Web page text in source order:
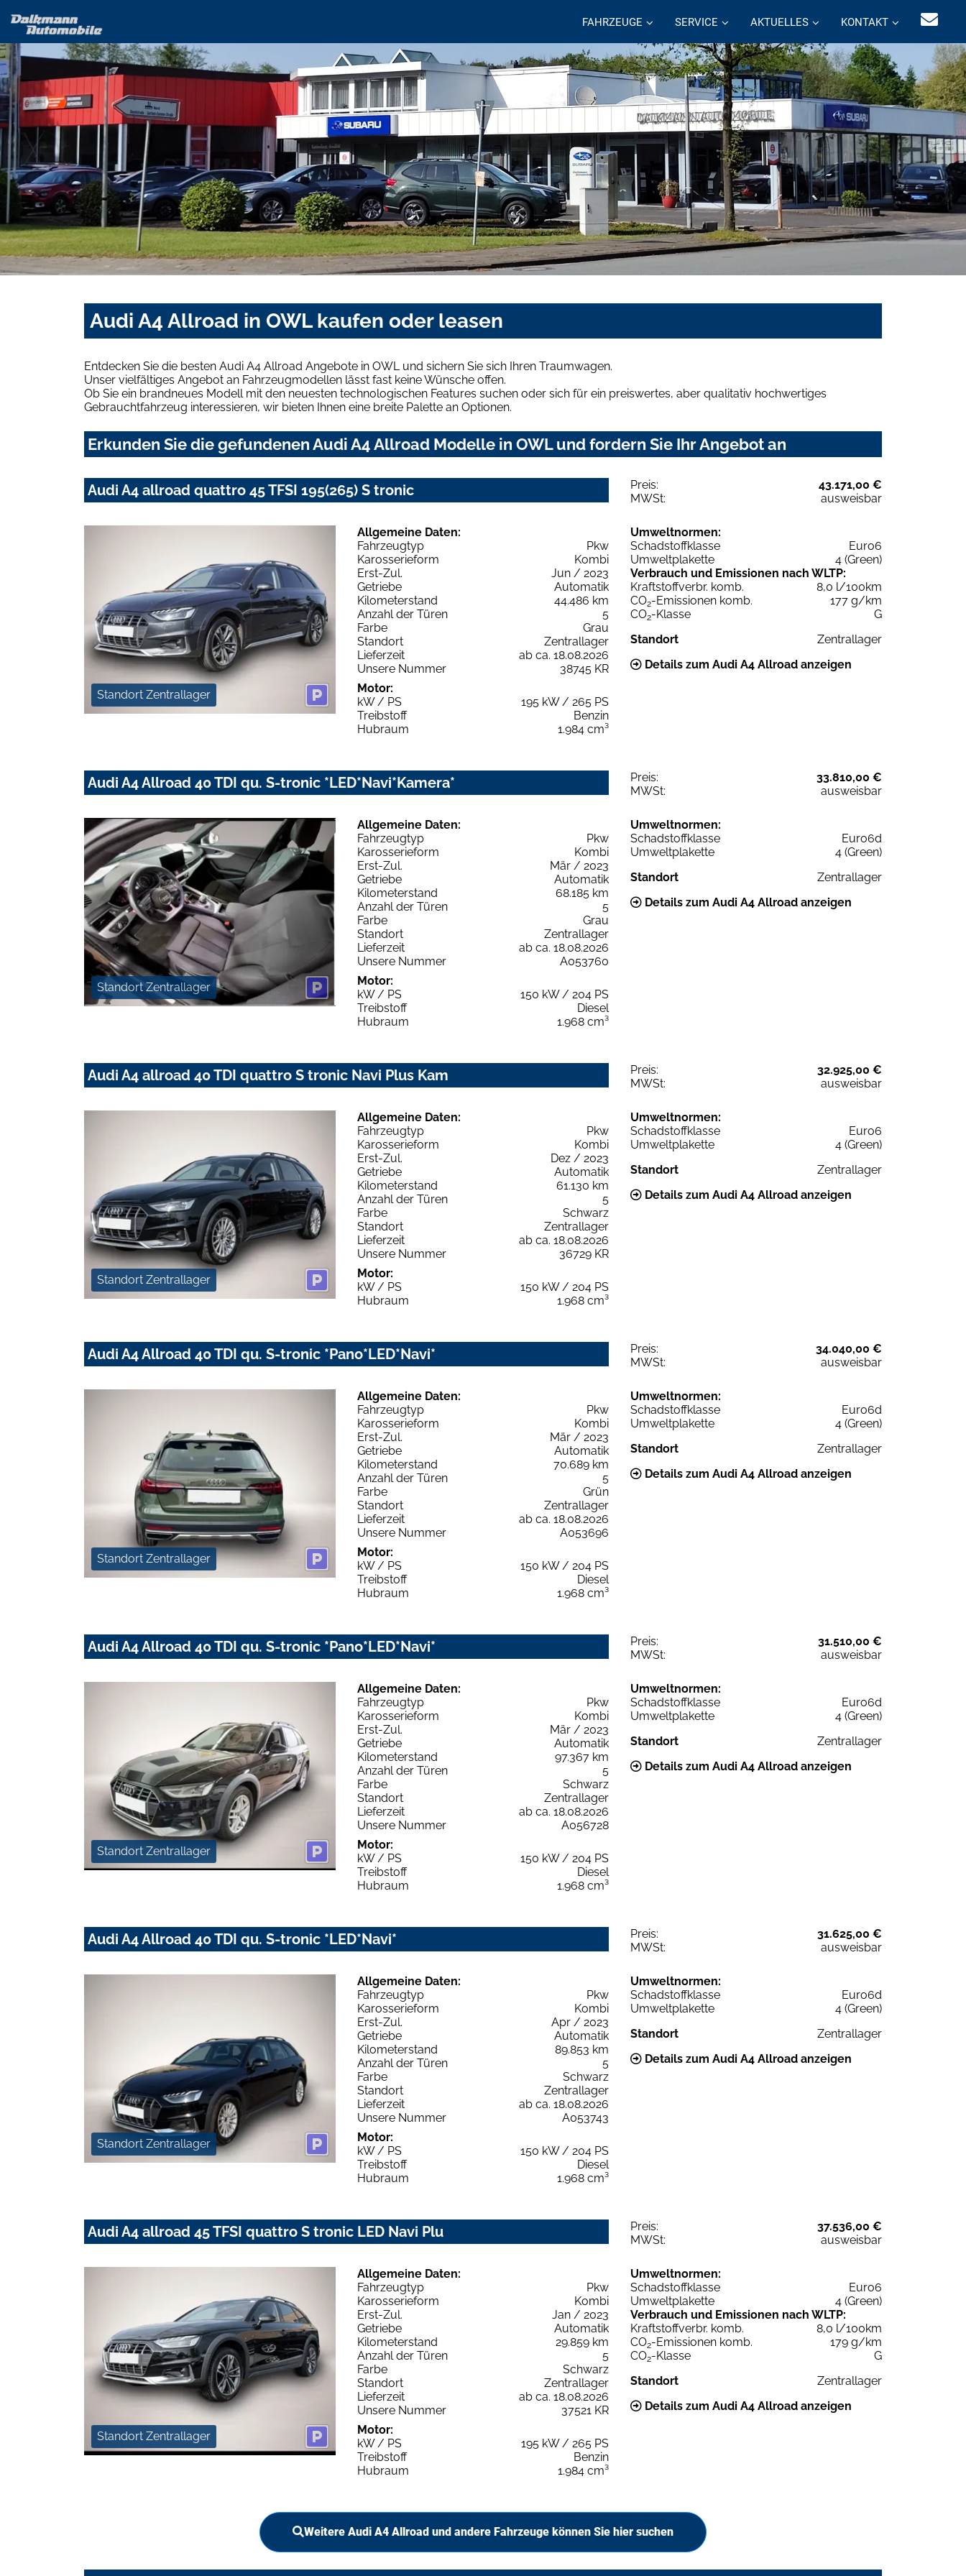
FAHRZEUGE SERVICE AKTUELLES KONTAKT
Audi A4 Allroad in OWL kaufen oder leasen
Entdecken Sie die besten Audi A4 Allroad Angebote in OWL und sichern Sie sich Ihren Traumwagen.
Unser vielfältiges Angebot an Fahrzeugmodellen lässt fast keine Wünsche offen.
Ob Sie ein brandneues Modell mit den neuesten technologischen Features suchen oder sich für ein preiswertes, aber qualitativ hochwertiges
Gebrauchtfahrzeug interessieren, wir bieten Ihnen eine breite Palette an Optionen.
Erkunden Sie die gefundenen Audi A4 Allroad Modelle in OWL und fordern Sie Ihr Angebot an
Audi A4 allroad quattro 45 TFSI 195(265) S tronic Preis:
43.171,00 €
MWSt:
ausweisbar
Standort Zentrallager
Allgemeine Daten:
Fahrzeugtyp
Pkw
Karosserieform
Kombi
Erst-Zul.
Jun / 2023
Getriebe
Automatik
Kilometerstand
44.486 km
Anzahl der Türen
5
Farbe
Grau
Standort
Zentrallager
Lieferzeit
ab ca. 18.08.2026
Unsere Nummer
38745 KR
Motor:
kW / PS
195 kW / 265 PS
Treibstoff
Benzin
Hubraum
1.984 cm³
Umweltnormen:
Schadstoffklasse
Euro6
Umweltplakette
4 (Green)
Verbrauch und Emissionen nach WLTP:
Kraftstoffverbr. komb.
8,0 l/100km
CO2-Emissionen komb.
177 g/km
CO2-Klasse
G
Standort
Zentrallager
Details zum Audi A4 Allroad anzeigen
Audi A4 Allroad 40 TDI qu. S-tronic *LED*Navi*Kamera* Preis:
33.810,00 €
MWSt:
ausweisbar
Standort Zentrallager
Allgemeine Daten:
Fahrzeugtyp
Pkw
Karosserieform
Kombi
Erst-Zul.
Mär / 2023
Getriebe
Automatik
Kilometerstand
68.185 km
Anzahl der Türen
5
Farbe
Grau
Standort
Zentrallager
Lieferzeit
ab ca. 18.08.2026
Unsere Nummer
A053760
Motor:
kW / PS
150 kW / 204 PS
Treibstoff
Diesel
Hubraum
1.968 cm³
Umweltnormen:
Schadstoffklasse
Euro6d
Umweltplakette
4 (Green)
Standort
Zentrallager
Details zum Audi A4 Allroad anzeigen
Audi A4 allroad 40 TDI quattro S tronic Navi Plus Kam Preis:
32.925,00 €
MWSt:
ausweisbar
Standort Zentrallager
Allgemeine Daten:
Fahrzeugtyp
Pkw
Karosserieform
Kombi
Erst-Zul.
Dez / 2023
Getriebe
Automatik
Kilometerstand
61.130 km
Anzahl der Türen
5
Farbe
Schwarz
Standort
Zentrallager
Lieferzeit
ab ca. 18.08.2026
Unsere Nummer
36729 KR
Motor:
kW / PS
150 kW / 204 PS
Hubraum
1.968 cm³
Umweltnormen:
Schadstoffklasse
Euro6
Umweltplakette
4 (Green)
Standort
Zentrallager
Details zum Audi A4 Allroad anzeigen
Audi A4 Allroad 40 TDI qu. S-tronic *Pano*LED*Navi* Preis:
34.040,00 €
MWSt:
ausweisbar
Standort Zentrallager
Allgemeine Daten:
Fahrzeugtyp
Pkw
Karosserieform
Kombi
Erst-Zul.
Mär / 2023
Getriebe
Automatik
Kilometerstand
70.689 km
Anzahl der Türen
5
Farbe
Grün
Standort
Zentrallager
Lieferzeit
ab ca. 18.08.2026
Unsere Nummer
A053696
Motor:
kW / PS
150 kW / 204 PS
Treibstoff
Diesel
Hubraum
1.968 cm³
Umweltnormen:
Schadstoffklasse
Euro6d
Umweltplakette
4 (Green)
Standort
Zentrallager
Details zum Audi A4 Allroad anzeigen
Audi A4 Allroad 40 TDI qu. S-tronic *Pano*LED*Navi* Preis:
31.510,00 €
MWSt:
ausweisbar
Standort Zentrallager
Allgemeine Daten:
Fahrzeugtyp
Pkw
Karosserieform
Kombi
Erst-Zul.
Mär / 2023
Getriebe
Automatik
Kilometerstand
97.367 km
Anzahl der Türen
5
Farbe
Schwarz
Standort
Zentrallager
Lieferzeit
ab ca. 18.08.2026
Unsere Nummer
A056728
Motor:
kW / PS
150 kW / 204 PS
Treibstoff
Diesel
Hubraum
1.968 cm³
Umweltnormen:
Schadstoffklasse
Euro6d
Umweltplakette
4 (Green)
Standort
Zentrallager
Details zum Audi A4 Allroad anzeigen
Audi A4 Allroad 40 TDI qu. S-tronic *LED*Navi* Preis:
31.625,00 €
MWSt:
ausweisbar
Standort Zentrallager
Allgemeine Daten:
Fahrzeugtyp
Pkw
Karosserieform
Kombi
Erst-Zul.
Apr / 2023
Getriebe
Automatik
Kilometerstand
89.853 km
Anzahl der Türen
5
Farbe
Schwarz
Standort
Zentrallager
Lieferzeit
ab ca. 18.08.2026
Unsere Nummer
A053743
Motor:
kW / PS
150 kW / 204 PS
Treibstoff
Diesel
Hubraum
1.968 cm³
Umweltnormen:
Schadstoffklasse
Euro6d
Umweltplakette
4 (Green)
Standort
Zentrallager
Details zum Audi A4 Allroad anzeigen
Audi A4 allroad 45 TFSI quattro S tronic LED Navi Plu Preis:
37.536,00 €
MWSt:
ausweisbar
Standort Zentrallager
Allgemeine Daten:
Fahrzeugtyp
Pkw
Karosserieform
Kombi
Erst-Zul.
Jan / 2023
Getriebe
Automatik
Kilometerstand
29.859 km
Anzahl der Türen
5
Farbe
Schwarz
Standort
Zentrallager
Lieferzeit
ab ca. 18.08.2026
Unsere Nummer
37521 KR
Motor:
kW / PS
195 kW / 265 PS
Treibstoff
Benzin
Hubraum
1.984 cm³
Umweltnormen:
Schadstoffklasse
Euro6
Umweltplakette
4 (Green)
Verbrauch und Emissionen nach WLTP:
Kraftstoffverbr. komb.
8,0 l/100km
CO2-Emissionen komb.
179 g/km
CO2-Klasse
G
Standort
Zentrallager
Details zum Audi A4 Allroad anzeigen
Weitere Audi A4 Allroad und andere Fahrzeuge können Sie hier suchen